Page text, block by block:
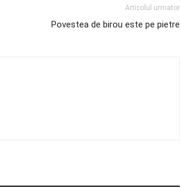
Articolul urmator
Povestea de birou este pe pietre